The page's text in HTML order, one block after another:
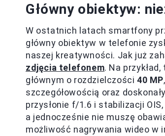
Główny obiektyw:
W ostatnich latach smartfony
główny obiektyw w telefonie
naszej kreatywności. Jak już
zdjęcia telefonem. Na
głównym o rozdzielczości40 MP
szczegółowością oraz
przysłonie f/1.6 i stabilizacji
a jednocześnie nie muszę
możliwość nagrywania wideo w